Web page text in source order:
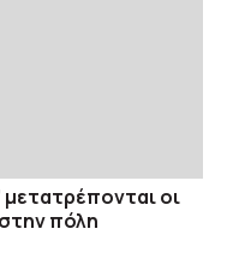
οι
πόλη